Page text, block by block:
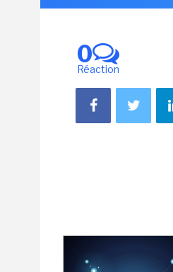
0
Réaction